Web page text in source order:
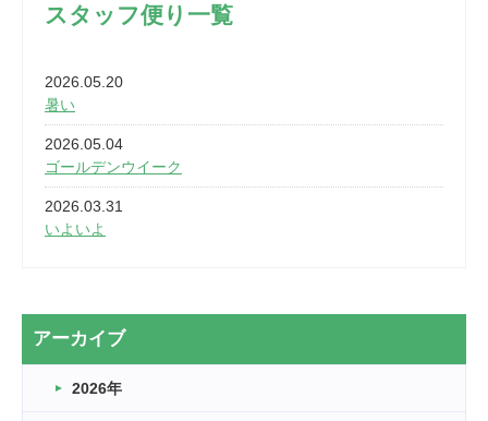
スタッフ便り一覧
2026.05.20
暑い
2026.05.04
ゴールデンウイーク
2026.03.31
いよいよ
2026.03.20
なぎなた
2026.03.16
アーカイブ
2026年